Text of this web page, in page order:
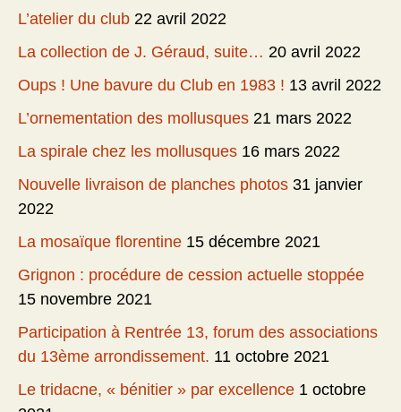
L’atelier du club 22 avril 2022
La collection de J. Géraud, suite… 20 avril 2022
Oups ! Une bavure du Club en 1983 ! 13 avril 2022
L’ornementation des mollusques 21 mars 2022
La spirale chez les mollusques 16 mars 2022
Nouvelle livraison de planches photos 31 janvier
2022
La mosaïque florentine 15 décembre 2021
Grignon : procédure de cession actuelle stoppée
15 novembre 2021
Participation à Rentrée 13, forum des associations
du 13ème arrondissement. 11 octobre 2021
Le tridacne, « bénitier » par excellence 1 octobre